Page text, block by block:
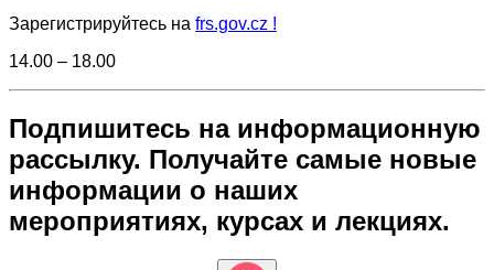
Зарегистрируйтесь на frs.gov.cz !
14.00 – 18.00
Подпишитесь на информационную
рассылку. Получайте самые новые
информации о наших
мероприятиях, курсах и лекциях.